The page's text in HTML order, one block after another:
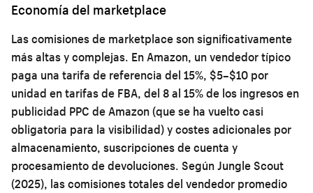
Economía del marketplace
Las comisiones de marketplace son significativamente
más altas y complejas. En Amazon, un vendedor típico
paga una tarifa de referencia del 15%, $5–$10 por
unidad en tarifas de FBA, del 8 al 15% de los ingresos en
publicidad PPC de Amazon (que se ha vuelto casi
obligatoria para la visibilidad) y costes adicionales por
almacenamiento, suscripciones de cuenta y
procesamiento de devoluciones. Según Jungle Scout
(2025), las comisiones totales del vendedor promedio